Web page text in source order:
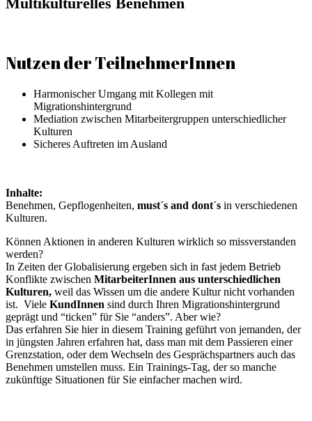
Nutzen der TeilnehmerInnen
Harmonischer Umgang mit Kollegen mit
Migrationshintergrund
Mediation zwischen Mitarbeitergruppen unterschiedlicher
Kulturen
Sicheres Auftreten im Ausland
Inhalte:
Benehmen, Gepflogenheiten, must´s and dont´s in verschiedenen
Kulturen.
Können Aktionen in anderen Kulturen wirklich so missverstanden
werden?
In Zeiten der Globalisierung ergeben sich in fast jedem Betrieb
Konflikte zwischen MitarbeiterInnen aus unterschiedlichen
Kulturen, weil das Wissen um die andere Kultur nicht vorhanden
ist. Viele KundInnen sind durch Ihren Migrationshintergrund
geprägt und “ticken” für Sie “anders”. Aber wie?
Das erfahren Sie hier in diesem Training geführt von jemanden, der
in jüngsten Jahren erfahren hat, dass man mit dem Passieren einer
Grenzstation, oder dem Wechseln des Gesprächspartners auch das
Benehmen umstellen muss. Ein Trainings-Tag, der so manche
zukünftige Situationen für Sie einfacher machen wird.